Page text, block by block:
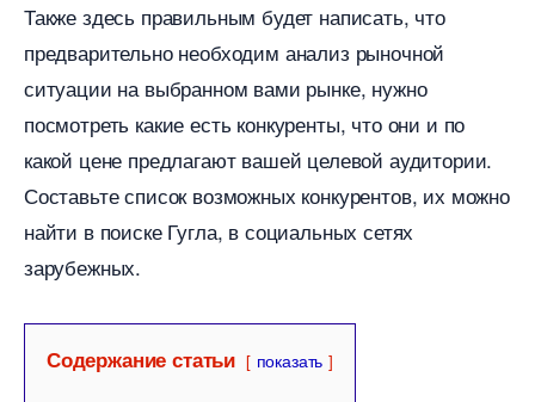
Также здесь правильным будет написать, что
предварительно необходим анализ рыночной
ситуации на выбранном вами рынке, нужно
посмотреть какие есть конкуренты, что они и по
какой цене предлагают вашей целевой аудитории.
Составьте список возможных конкурентов, их можно
найти в поиске Гугла, в социальных сетях
зарубежных.
Содержание статьи показать